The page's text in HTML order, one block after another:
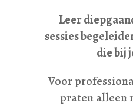
Leer
sessies
die bij
Voor
praten alleen